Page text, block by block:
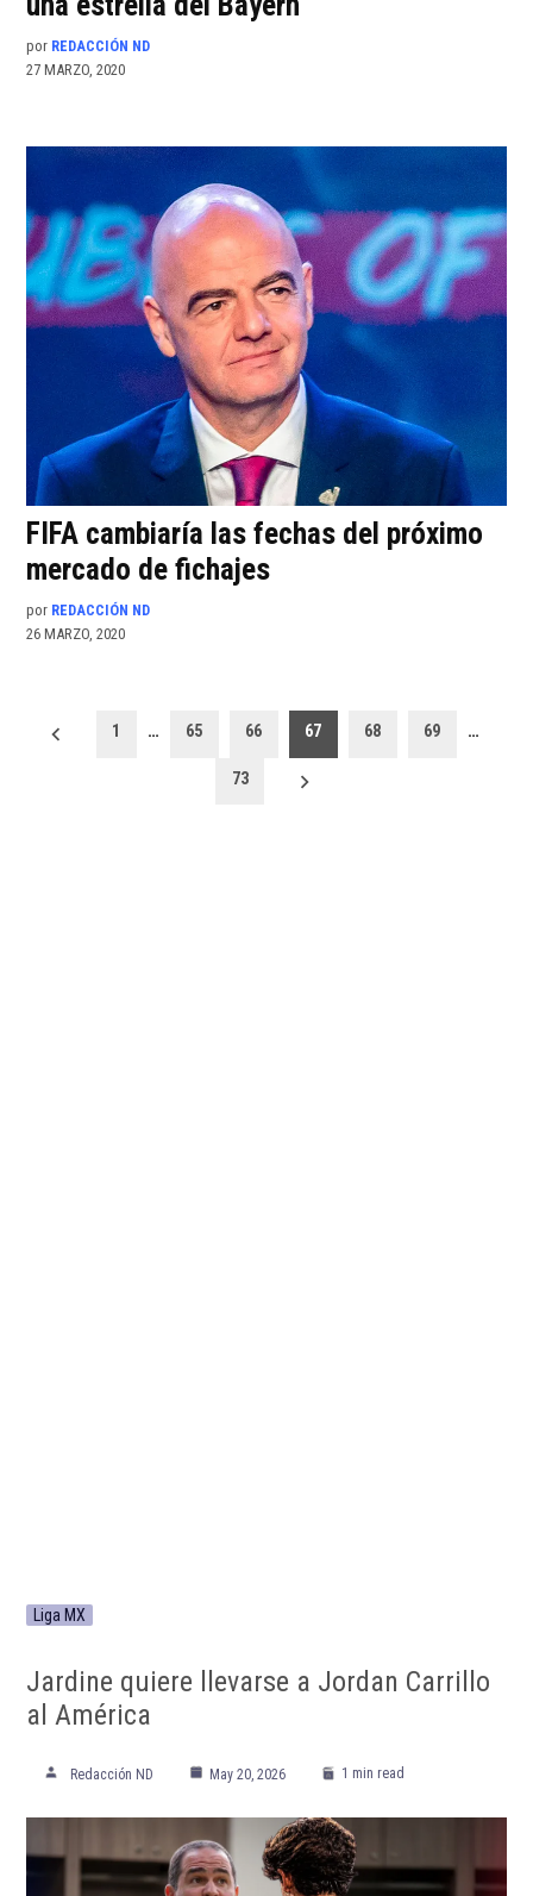
por REDACCIÓN ND
27 MARZO, 2020
FIFA cambiaría las fechas del próximo
mercado de fichajes
por REDACCIÓN ND
26 MARZO, 2020
Paginación
1 … 65 66 67 68 69 …
73
Liga MX
Jardine quiere llevarse a Jordan Carrillo
al América
Redacción ND May 20, 2026 1 min read